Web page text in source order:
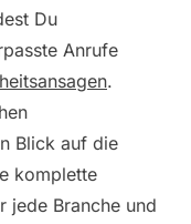
Du
Anrufe
.
Blick auf die
komplette
jede Branche und